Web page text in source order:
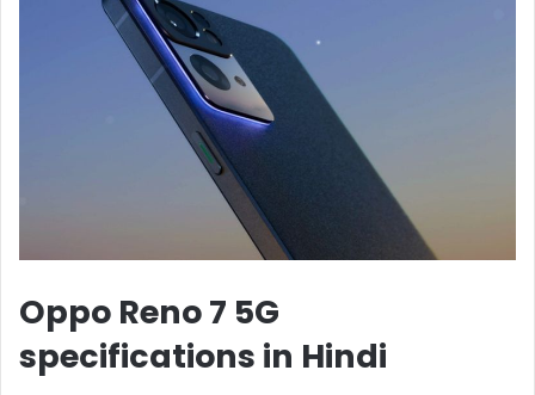
Oppo Reno 7 5G
specifications in Hindi